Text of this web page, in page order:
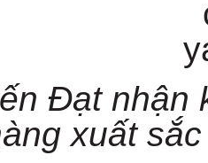
Đạt nhận
xuất